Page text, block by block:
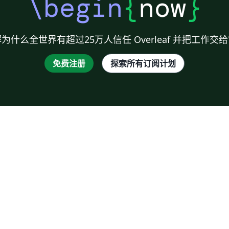
\begin{ now}
什么全世界有超过25万人信任 Overleaf 并把工作交
免费注册 探索所有订阅计划